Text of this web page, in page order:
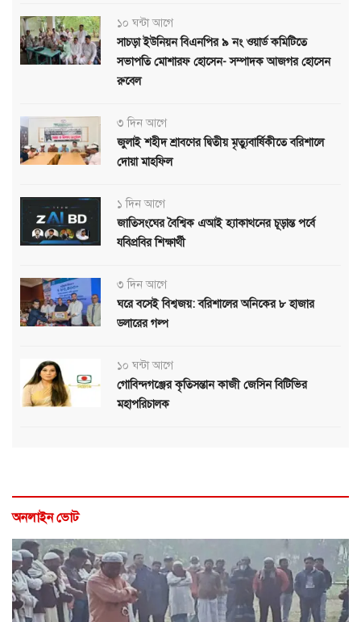
১০ ঘন্টা আগে
সাচড়া ইউনিয়ন বিএনপির ৯ নং ওয়ার্ড কমিটিতে
সভাপতি মোশারফ হোসেন- সম্পাদক আজগর হোসেন
রুবেল
৩ দিন আগে
জুলাই শহীদ শ্রাবণের দ্বিতীয় মৃত্যুবার্ষিকীতে বরিশালে
দোয়া মাহফিল
১ দিন আগে
জাতিসংঘের বৈশ্বিক এআই হ্যাকাথনের চূড়ান্ত পর্বে
যবিপ্রবির শিক্ষার্থী
৩ দিন আগে
ঘরে বসেই বিশ্বজয়: বরিশালের অনিকের ৮ হাজার
ডলারের গল্প
১০ ঘন্টা আগে
গোবিন্দগঞ্জের কৃতিসন্তান কাজী জেসিন বিটিভির
মহাপরিচালক
অনলাইন ভোট